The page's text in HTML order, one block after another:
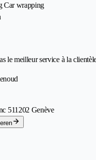
Car wrapping
le meilleur service à la
511202 Genève